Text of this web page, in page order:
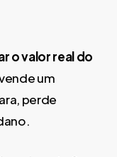
o valor real do
um
perde